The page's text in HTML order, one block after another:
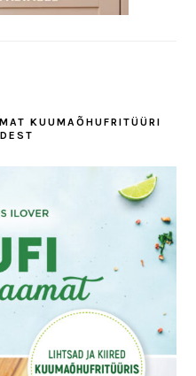
KUUMAÕHUFRITÜÜRI